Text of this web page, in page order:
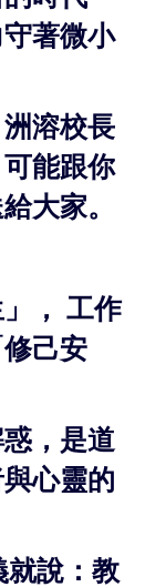
著微小
溶校長
能跟你
大家。
， 工作
己安
，是道
心靈的
就說：教